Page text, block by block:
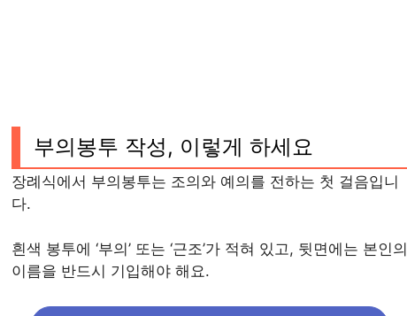
부의봉투 작성, 이렇게 하세요
장례식에서 부의봉투는 조의와 예의를 전하는 첫 걸음입니
다.
흰색 봉투에 ‘부의’ 또는 ‘근조’가 적혀 있고, 뒷면에는 본인의
이름을 반드시 기입해야 해요.